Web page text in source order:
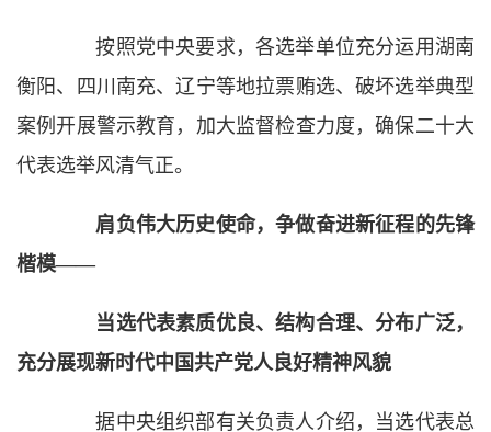
按照党中央要求，各选举单位充分运用湖南
衡阳、四川南充、辽宁等地拉票贿选、破坏选举典型
案例开展警示教育，加大监督检查力度，确保二十大
代表选举风清气正。
肩负伟大历史使命，争做奋进新征程的先锋
楷模——
当选代表素质优良、结构合理、分布广泛，
充分展现新时代中国共产党人良好精神风貌
据中央组织部有关负责人介绍，当选代表总